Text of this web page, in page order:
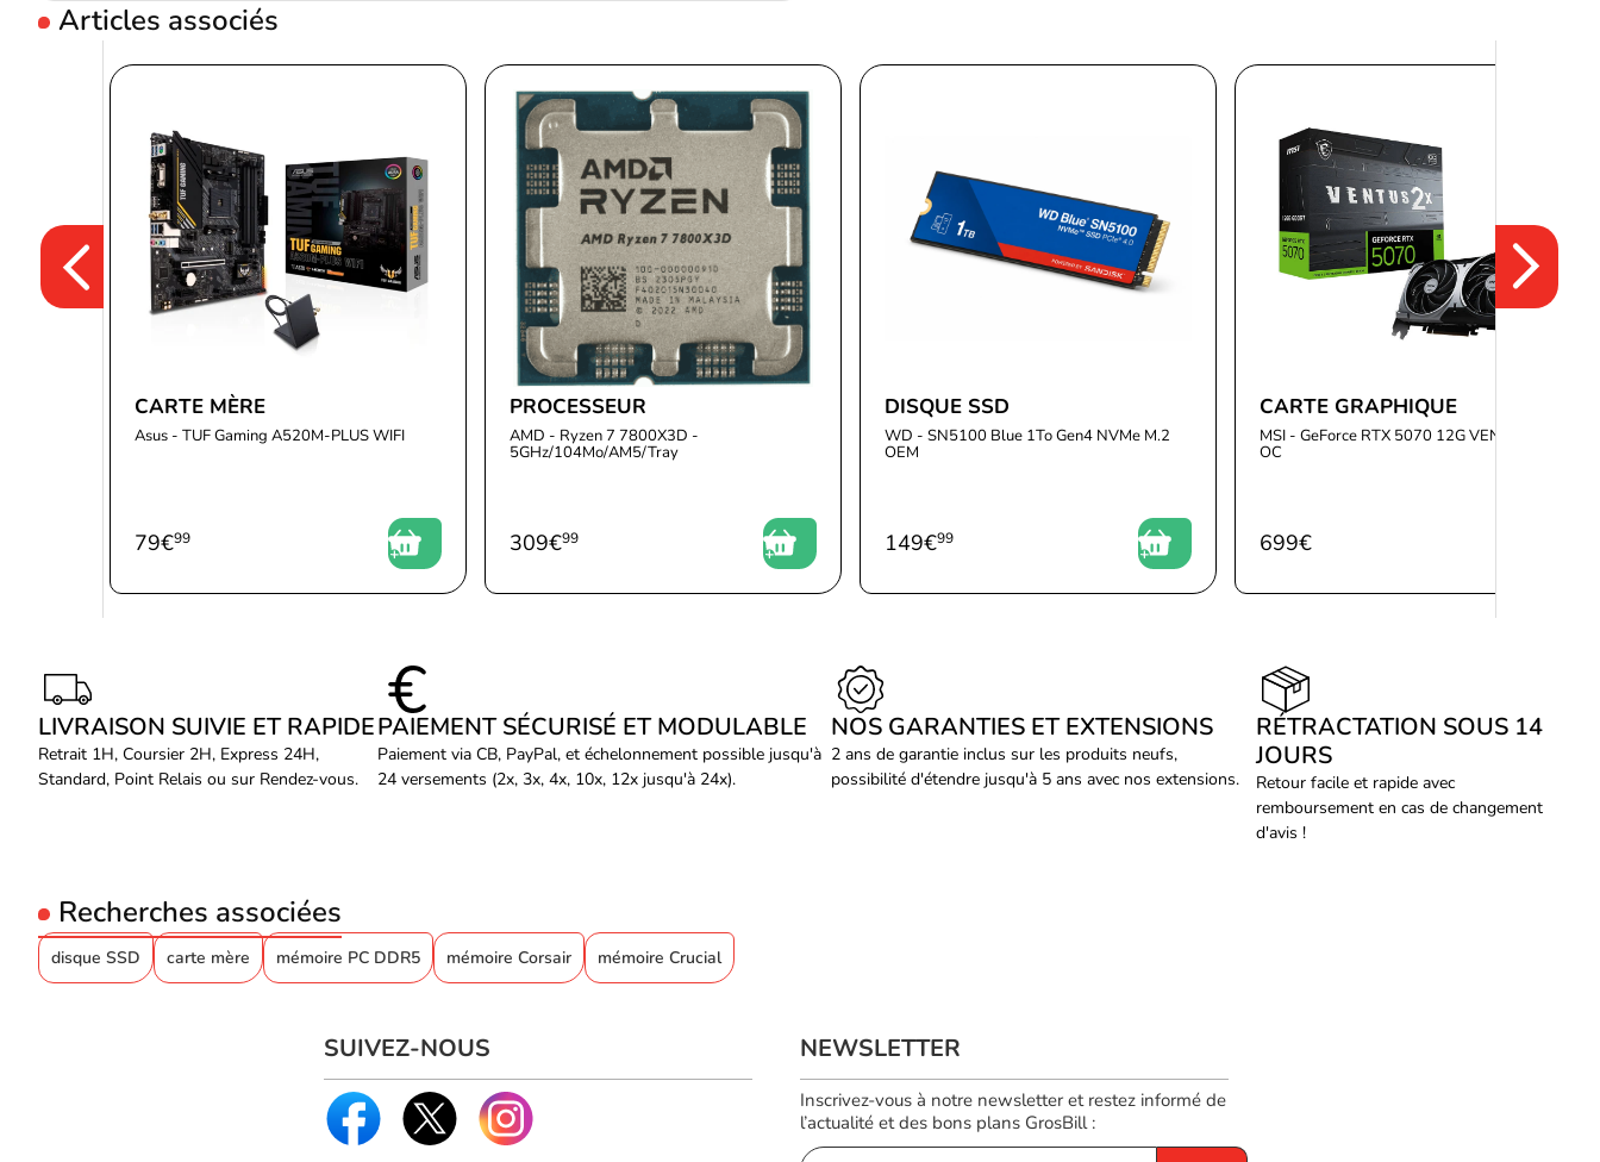
Articles associés
CARTE MÈRE
Asus - TUF Gaming A520M-PLUS WIFI
79€99
PROCESSEUR
AMD - Ryzen 7 7800X3D -
5GHz/104Mo/AM5/Tray
309€99
DISQUE SSD
WD - SN5100 Blue 1To Gen4 NVMe M.2
OEM
149€99
CARTE GRAPHIQUE
MSI - GeForce RTX 5070 12G VENTUS 2X
OC
699€
LIVRAISON SUIVIE ET RAPIDE
Retrait 1H, Coursier 2H, Express 24H,
Standard, Point Relais ou sur Rendez-vous.
PAIEMENT SÉCURISÉ ET MODULABLE
Paiement via CB, PayPal, et échelonnement possible jusqu'à
24 versements (2x, 3x, 4x, 10x, 12x jusqu'à 24x).
NOS GARANTIES ET EXTENSIONS
2 ans de garantie inclus sur les produits neufs,
possibilité d'étendre jusqu'à 5 ans avec nos extensions.
RÉTRACTATION SOUS 14
JOURS
Retour facile et rapide avec
remboursement en cas de changement
d'avis !
Recherches associées
disque SSD carte mère mémoire PC DDR5 mémoire Corsair mémoire Crucial
SUIVEZ-NOUS NEWSLETTER
Inscrivez-vous à notre newsletter et restez informé de
l’actualité et des bons plans GrosBill :